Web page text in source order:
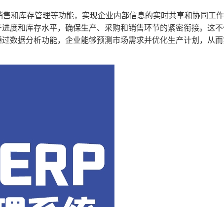
和库存管理等功能，实现企业内部信息的实时共享和协同工
度和库存水平，确保生产、采购和销售环节的紧密衔接。这
数据分析功能，企业能够预测市场需求并优化生产计划，从